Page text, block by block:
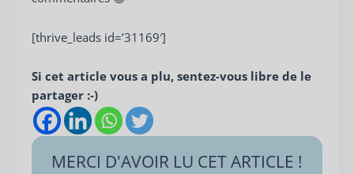
[thrive_leads id=’31169′]
Si cet article vous a plu, sentez-vous libre de le
partager :-)
MERCI D'AVOIR LU CET ARTICLE !